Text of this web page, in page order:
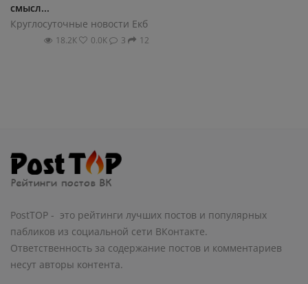
смысл...
Круглосуточные новости Екб
18.2К 0.0К 3 12
PostTOP - это рейтинги лучших постов и популярных
пабликов из социальной сети ВКонтакте.
Ответственность за содержание постов и комментариев
несут авторы контента.